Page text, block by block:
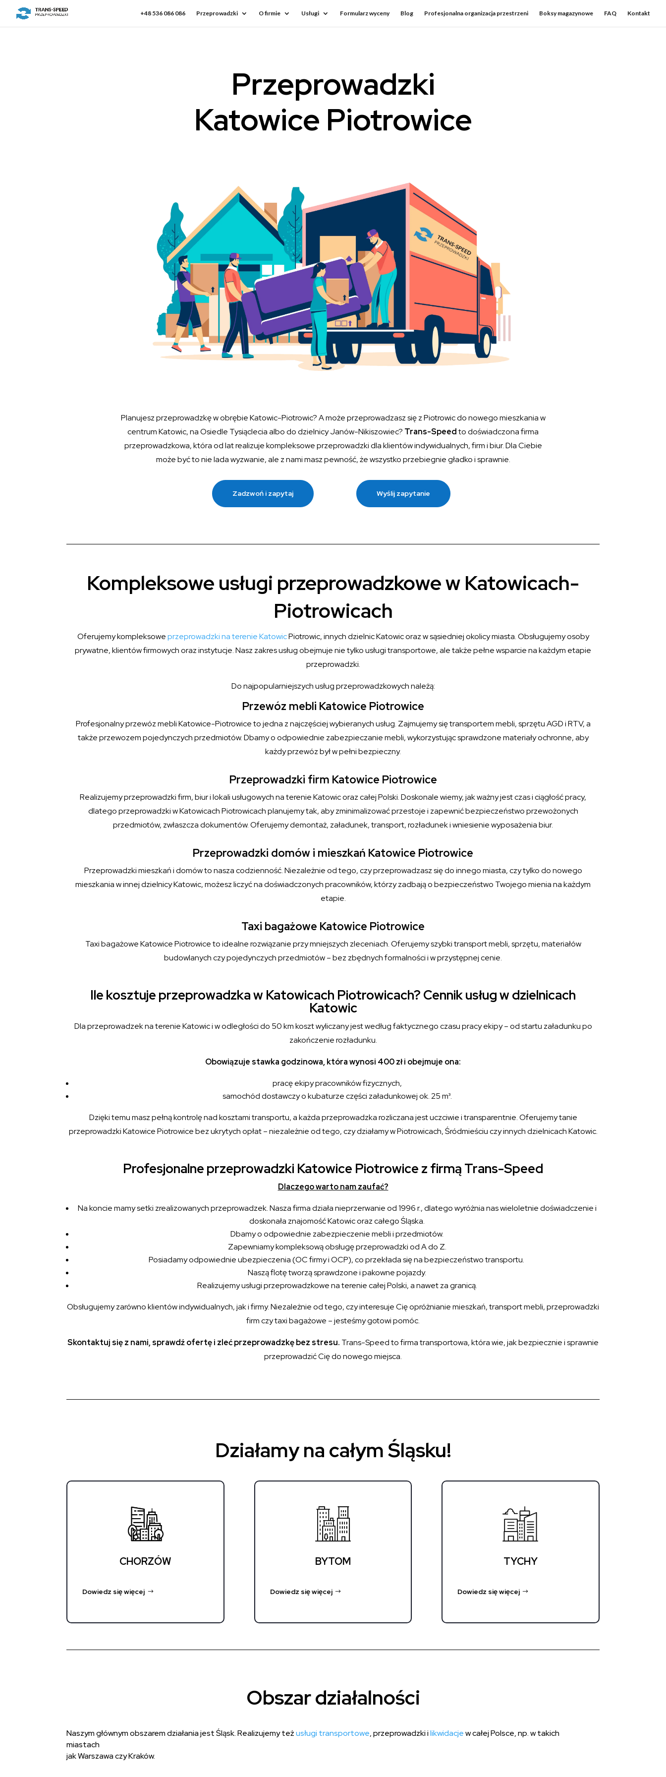
+48 536 086 086 Przeprowadzki O firmie Usługi Formularz wyceny Blog Profesjonalna organizacja przestrzeni Boksy magazynowe FAQ Kontakt
Przeprowadzki
Katowice Piotrowice
Planujesz przeprowadzkę w obrębie Katowic-Piotrowic? A może przeprowadzasz się z Piotrowic do nowego mieszkania w
centrum Katowic, na Osiedle Tysiąclecia albo do dzielnicy Janów-Nikiszowiec? Trans-Speedto doświadczona firma
przeprowadzkowa, która od lat realizuje kompleksowe przeprowadzki dla klientów indywidualnych, firm i biur. Dla Ciebie
może być to nie lada wyzwanie, ale z nami masz pewność, że wszystko przebiegnie gładko i sprawnie.
Zadzwoń i zapytaj Wyślij zapytanie
Kompleksowe usługi przeprowadzkowe w Katowicach-
Piotrowicach
Oferujemy kompleksoweprzeprowadzki na terenie KatowicPiotrowic, innych dzielnic Katowic oraz w sąsiedniej okolicy miasta. Obsługujemy osoby
prywatne, klientów firmowych oraz instytucje. Nasz zakres usług obejmuje nie tylko usługi transportowe, ale także pełne wsparcie na każdym etapie
przeprowadzki.
Do najpopularniejszych usług przeprowadzkowych należą:
Przewóz mebli Katowice Piotrowice
Profesjonalny przewóz mebli Katowice-Piotrowice to jedna z najczęściej wybieranych usług. Zajmujemy się transportem mebli, sprzętu AGD i RTV, a
także przewozem pojedynczych przedmiotów. Dbamy o odpowiednie zabezpieczanie mebli, wykorzystując sprawdzone materiały ochronne, aby
każdy przewóz był w pełni bezpieczny.
Przeprowadzki firm Katowice Piotrowice
Realizujemy przeprowadzki firm, biur i lokali usługowych na terenie Katowic oraz całej Polski. Doskonale wiemy, jak ważny jest czas i ciągłość pracy,
dlatego przeprowadzki w Katowicach Piotrowicach planujemy tak, aby zminimalizować przestoje i zapewnić bezpieczeństwo przewożonych
przedmiotów, zwłaszcza dokumentów. Oferujemy demontaż, załadunek, transport, rozładunek i wniesienie wyposażenia biur.
Przeprowadzki domów i mieszkań Katowice Piotrowice
Przeprowadzki mieszkań i domów to nasza codzienność. Niezależnie od tego, czy przeprowadzasz się do innego miasta, czy tylko do nowego
mieszkania w innej dzielnicy Katowic, możesz liczyć na doświadczonych pracowników, którzy zadbają o bezpieczeństwo Twojego mienia na każdym
etapie.
Taxi bagażowe Katowice Piotrowice
Taxi bagażowe Katowice Piotrowice to idealne rozwiązanie przy mniejszych zleceniach. Oferujemy szybki transport mebli, sprzętu, materiałów
budowlanych czy pojedynczych przedmiotów – bez zbędnych formalności i w przystępnej cenie.
Ile kosztuje przeprowadzka w Katowicach Piotrowicach? Cennik usług w dzielnicach
Katowic
Dla przeprowadzek na terenie Katowic i w odległości do 50 km koszt wyliczany jest według faktycznego czasu pracy ekipy – od startu załadunku po
zakończenie rozładunku.
Obowiązuje stawka godzinowa, która wynosi 400 zł i obejmuje ona:
pracę ekipy pracowników fizycznych,
samochód dostawczy o kubaturze części załadunkowej ok. 25 m³.
Dzięki temu masz pełną kontrolę nad kosztami transportu, a każda przeprowadzka rozliczana jest uczciwie i transparentnie. Oferujemy tanie
przeprowadzki Katowice Piotrowice bez ukrytych opłat – niezależnie od tego, czy działamy w Piotrowicach, Śródmieściu czy innych dzielnicach Katowic.
Profesjonalne przeprowadzki Katowice Piotrowice z firmą Trans-Speed
Dlaczego warto nam zaufać?
Na koncie mamy setki zrealizowanych przeprowadzek. Nasza firma działa nieprzerwanie od 1996 r., dlatego wyróżnia nas wieloletnie doświadczenie i
doskonała znajomość Katowic oraz całego Śląska.
Dbamy o odpowiednie zabezpieczenie mebli i przedmiotów.
Zapewniamy kompleksową obsługę przeprowadzki od A do Z.
Posiadamy odpowiednie ubezpieczenia (OC firmy i OCP), co przekłada się na bezpieczeństwo transportu.
Naszą flotę tworzą sprawdzone i pakowne pojazdy.
Realizujemy usługi przeprowadzkowe na terenie całej Polski, a nawet za granicą.
Obsługujemy zarówno klientów indywidualnych, jak i firmy. Niezależnie od tego, czy interesuje Cię opróżnianie mieszkań, transport mebli, przeprowadzki
firm czy taxi bagażowe – jesteśmy gotowi pomóc.
Skontaktuj się z nami, sprawdź ofertę i zleć przeprowadzkę bez stresu. Trans-Speed to firma transportowa, która wie, jak bezpiecznie i sprawnie
przeprowadzić Cię do nowego miejsca.
Działamy na całym Śląsku!
CHORZÓW
Dowiedz się więcej
BYTOM
Dowiedz się więcej
TYCHY
Dowiedz się więcej
Obszar działalności
Naszym głównym obszarem działania jest Śląsk. Realizujemy teżusługi transportowe, przeprowadzki ilikwidacjew całej Polsce, np. w takich
miastach
jak Warszawa czy Kraków.